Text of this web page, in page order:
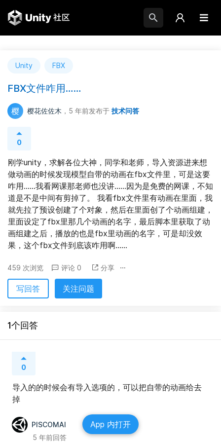
Unity FBX
FBX文件咋用……
樱 樱花佐佐木 ，5 年前发布于 技术问答
0
刚学unity，求解各位大神，同学和老师，导入资源进来想
做动画的时候发现模型自带的动画在fbx文件里，可是这要
咋用……我看网课那老师也没讲……因为是免费的网课，不知
道是不是中间有剪掉了。 我看fbx文件里有动画在里面，我
就先拉了预设创建了个对象，然后在里面创了个动画组建，
里面设定了fbx里那几个动画的名字，最后脚本里获取了动
画组建之后，播放的也是fbx里动画的名字，可是却没效
果，这个fbx文件到底该咋用啊……
459 次浏览 评论 0 分享
写回答 关注问题
1个回答
0
导入的的时候会有导入选项的，可以把自带的动画给去
掉
PISCOMAI
5 年前回答
App 内打开